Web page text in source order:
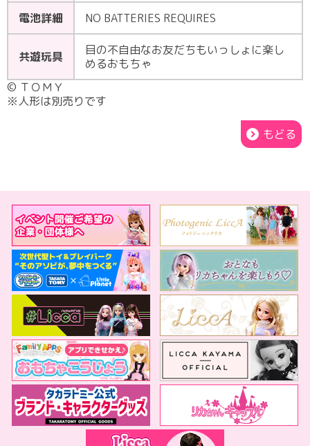
電池詳細 NO BATTERIES REQUIRES
共遊玩具
目の不自由なお友だちもいっしょに楽し
めるおもちゃ
© ＴＯＭＹ
※人形は別売りです
もどる